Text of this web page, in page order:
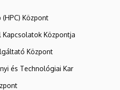
Központ
Kapcsolatok Központja
Központ
és Technológiai Kar